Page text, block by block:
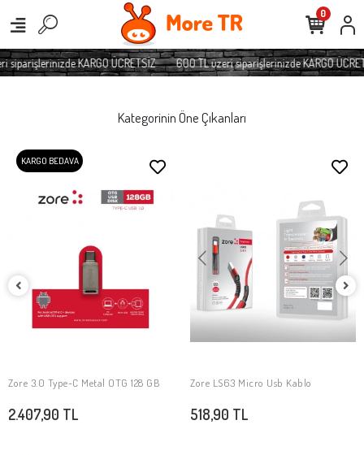
KARGO ÜCRETSİZ 600 TL üzeri siparişlerinizde KARGO
0
Kategorinin Öne Çıkanları
KARGO BEDAVA
SEPETE EKLE
Zore 3.0 Type-C Metal OTG 128 GB
2.407,90 TL
SEPETE EKLE
Zore LS63 Micro Usb Kablo
518,90 TL